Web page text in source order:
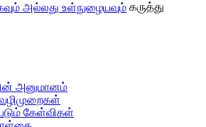
அல்லது உள்நுழையவும் கருத்து
அனுமானம்
கேள்விகள்